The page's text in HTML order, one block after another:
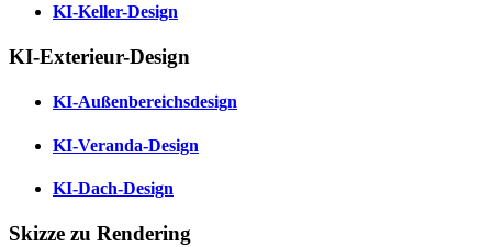
KI-Keller-Design
KI-Exterieur-Design
KI-Außenbereichsdesign
KI-Veranda-Design
KI-Dach-Design
Skizze zu Rendering